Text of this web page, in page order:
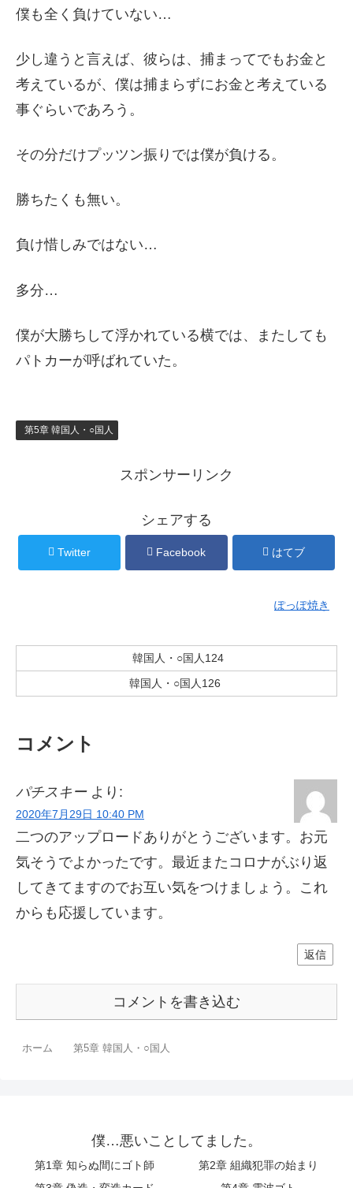
僕も全く負けていない…
少し違うと言えば、彼らは、捕まってでもお金と
考えているが、僕は捕まらずにお金と考えている
事ぐらいであろう。
その分だけプッツン振りでは僕が負ける。
勝ちたくも無い。
負け惜しみではない…
多分…
僕が大勝ちして浮かれている横では、またしても
パトカーが呼ばれていた。
第5章 韓国人・○国人
スポンサーリンク
シェアする
Twitter Facebook はてブ
ぽっぽ焼き
韓国人・○国人124
韓国人・○国人126
コメント
パチスキー より:
2020年7月29日 10:40 PM
二つのアップロードありがとうございます。お元
気そうでよかったです。最近またコロナがぶり返
してきてますのでお互い気をつけましょう。これ
からも応援しています。
返信
コメントを書き込む
ホーム 第5章 韓国人・○国人
僕…悪いことしてました。
第1章 知らぬ間にゴト師
第2章 組織犯罪の始まり